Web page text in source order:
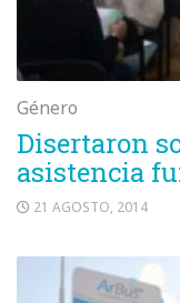
Género
Disertaron
asistencia
21 AGOSTO, 2014